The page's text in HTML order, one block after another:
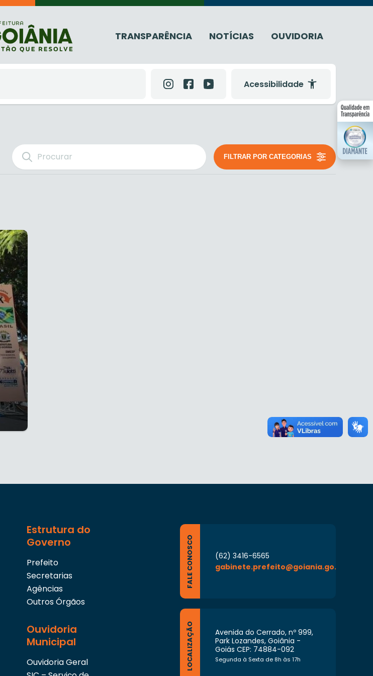
TRANSPARÊNCIA NOTÍCIAS OUVIDORIA
Acessibilidade
FILTRAR POR CATEGORIAS
Estrutura do
Governo
Prefeito
Secretarias
Agências
Outros Órgãos
Ouvidoria
Municipal
Ouvidoria Geral
FALE CONOSCO
(62) 3416-6565
gabinete.prefeito@goiania.go.gov.br
LOCALIZAÇÃO
Avenida do Cerrado, nº 999,
Park Lozandes, Goiânia -
Goiás CEP: 74884-092
Segunda à Sexta de 8h às 17h